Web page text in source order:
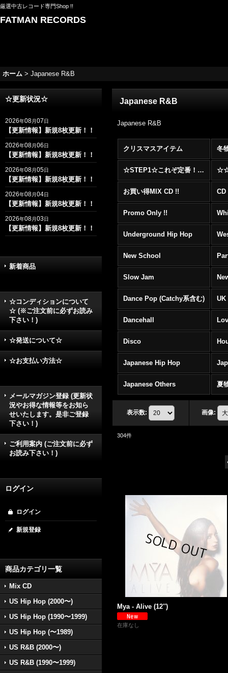
厳選中古レコード専門Shop !!
FATMAN RECORDS
ホーム > Japanese R&B
☆更新状況☆
2026年08月07日
【更新情報】新規8枚更新！！
2026年08月06日
【更新情報】新規8枚更新！！
2026年08月05日
【更新情報】新規8枚更新！！
2026年08月04日
【更新情報】新規8枚更新！！
2026年08月03日
【更新情報】新規8枚更新！！
新着商品
☆コンディションについて
☆ (※ご注文前に必ずお読み
下さい！)
☆発送について☆
☆お支払い方法☆
メールマガジン登録 (更新状
況やお得な情報等をお知ら
せいたします。是非ご登録
下さい！)
ご利用案内 (ご注文前に必ず
お読み下さい！)
ログイン
ログイン
新規登録
商品カテゴリ一覧
Mix CD
US Hip Hop (2000〜)
US Hip Hop (1990〜1999)
US Hip Hop (〜1989)
US R&B (2000〜)
US R&B (1990〜1999)
Japanese R&B
Japanese R&B
クリスマスアイテム 冬
☆STEP1☆これぞ定番！！まずはここから！2000年代R&BフロアヒットBest 100 !!!
お買い得MIX CD !!
Promo Only !!
Underground Hip Hop
New School
Slow Jam
Dance Pop (Catchy系含む) UK
Dancehall
Disco
Japanese Hip Hop
Japanese Others 夏
表示数: 画像:
304件
Mya - Alive (12'')
在庫なし